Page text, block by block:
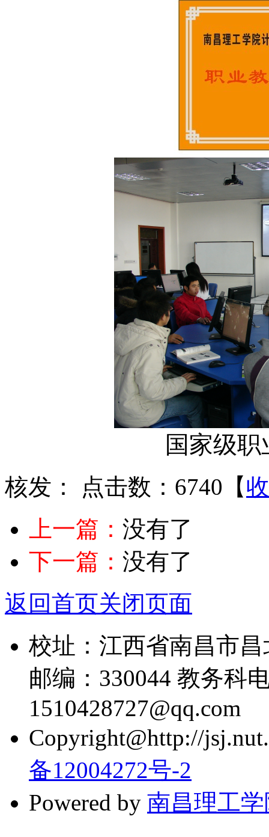
国家级
核发： 点击数：6740 【
上一篇： 没有了
下一篇： 没有了
返回首页关闭页面
校址：江西省南昌市
邮编：330044 教务科
1510428727@qq.com
Copyright@http://
备12004272号-2
Powered by 南昌理工